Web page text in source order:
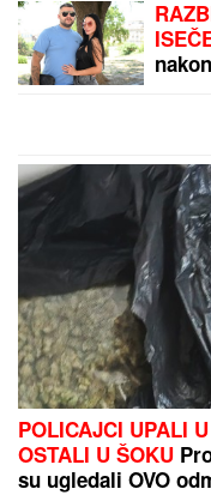
PREPORUKA ZA
"VARA LJUDE I